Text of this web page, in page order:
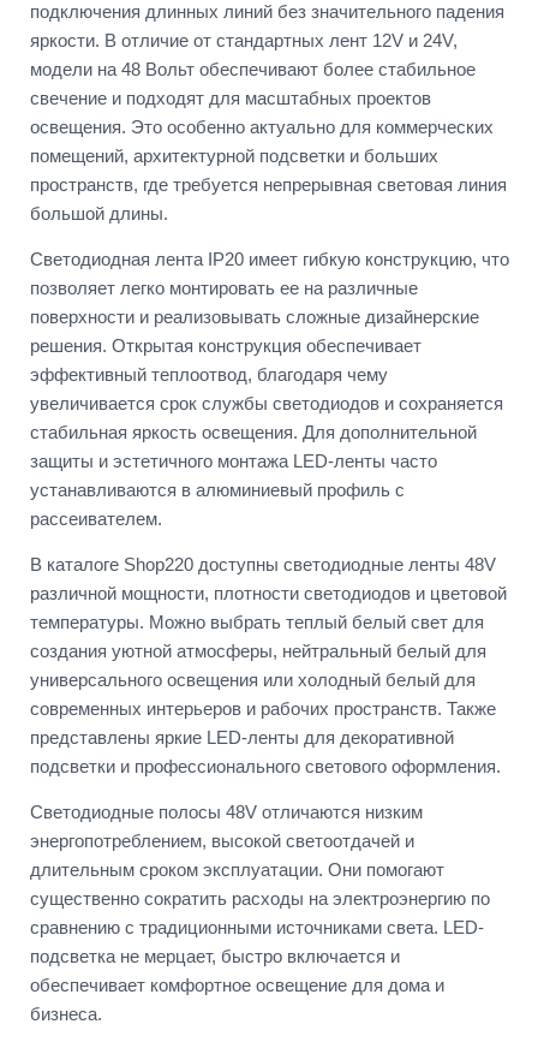
подключения длинных линий без значительного падения
яркости. В отличие от стандартных лент 12V и 24V,
модели на 48 Вольт обеспечивают более стабильное
свечение и подходят для масштабных проектов
освещения. Это особенно актуально для коммерческих
помещений, архитектурной подсветки и больших
пространств, где требуется непрерывная световая линия
большой длины.
Светодиодная лента IP20 имеет гибкую конструкцию, что
позволяет легко монтировать ее на различные
поверхности и реализовывать сложные дизайнерские
решения. Открытая конструкция обеспечивает
эффективный теплоотвод, благодаря чему
увеличивается срок службы светодиодов и сохраняется
стабильная яркость освещения. Для дополнительной
защиты и эстетичного монтажа LED-ленты часто
устанавливаются в алюминиевый профиль с
рассеивателем.
В каталоге Shop220 доступны светодиодные ленты 48V
различной мощности, плотности светодиодов и цветовой
температуры. Можно выбрать теплый белый свет для
создания уютной атмосферы, нейтральный белый для
универсального освещения или холодный белый для
современных интерьеров и рабочих пространств. Также
представлены яркие LED-ленты для декоративной
подсветки и профессионального светового оформления.
Светодиодные полосы 48V отличаются низким
энергопотреблением, высокой светоотдачей и
длительным сроком эксплуатации. Они помогают
существенно сократить расходы на электроэнергию по
сравнению с традиционными источниками света. LED-
подсветка не мерцает, быстро включается и
обеспечивает комфортное освещение для дома и
бизнеса.